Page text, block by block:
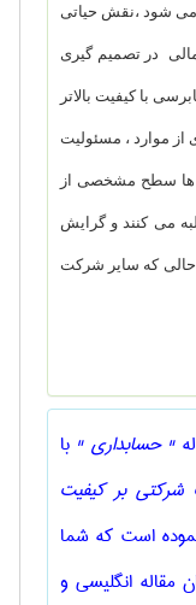
شود ،نقش حیاتی
در تصمیم گیری
با کیفیت بالاتر
از موارد ، مسئولیت
ها سطح مشخصی از
می کنند و گرایش
حالی که سایر شرکت
" حسابداری " با
شرکتی بر کیفیت
است که شما
مقاله انگلیسی و